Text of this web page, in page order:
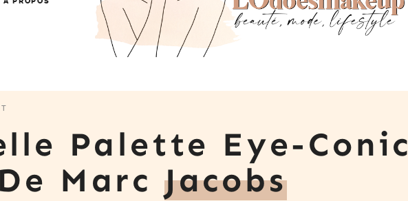
Palette Eye-Conic
Marc Jacobs